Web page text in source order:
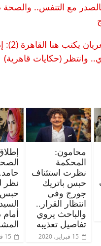
بالصدر مع التنفس..
مدن.. محمد
وانتظر (حكايات قاهرية)
محامون:
المحكمة
نظرت استئناف
حبس باتريك
جورج وفي
انتظار القرار..
والباحث يروي
تفاصيل تعذيبه
15 فبراير، 2020
نظر
حبس
أمام
15 فبراير، 2020